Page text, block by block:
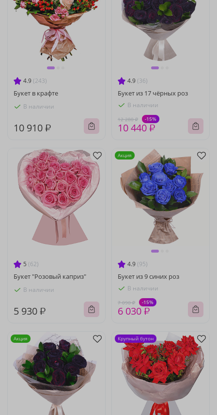
4.9 (243)
Букет в крафте
В наличии
10 910 ₽
4.9 (36)
Букет из 17 чёрных роз
В наличии
12 280 ₽ -15%
10 440 ₽
5 (62)
Букет "Розовый каприз"
В наличии
5 930 ₽
4.9 (95)
Букет из 9 синих роз
В наличии
7 090 ₽ -15%
6 030 ₽
Акция
Акция Крупный бутон